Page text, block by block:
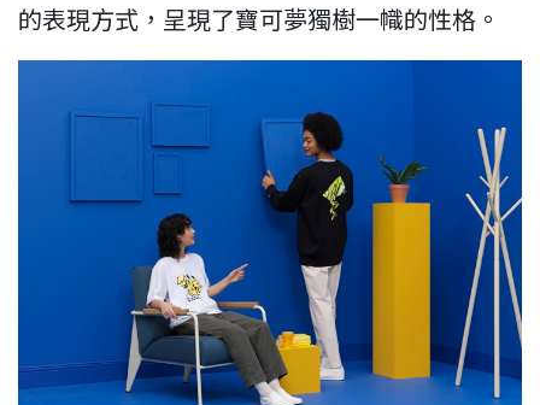
的表現方式，呈現了寶可夢獨樹一幟的性格。